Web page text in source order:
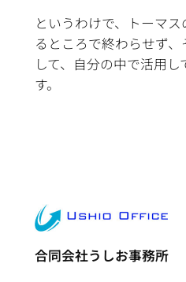
というわけで、トーマ
るところで終わらせず
して、自分の中で活用
す。
合同会社うしお事務所